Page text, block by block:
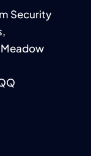
Security